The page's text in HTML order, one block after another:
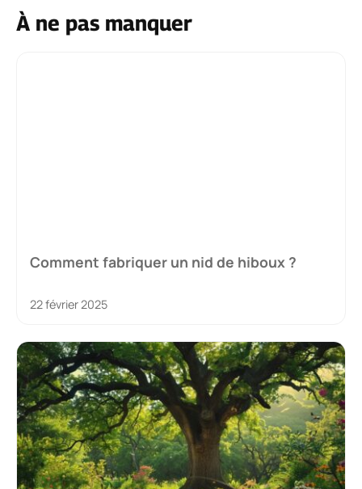
À ne pas manquer
Comment fabriquer un nid de hiboux ?
22 février 2025